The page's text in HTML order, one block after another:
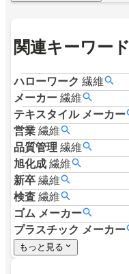
関連キーワード
ハローワーク 繊維
メーカー 繊維
テキスタイル メーカー
営業 繊維
品質管理 繊維
旭化成 繊維
新卒 繊維
検査 繊維
ゴム メーカー
プラスチック メーカー
もっと見る